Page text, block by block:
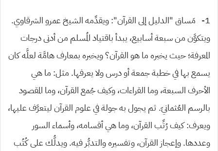
1- مَساق “الدليل إلى القرآن”: ويقدِّمه الشيخ عمرو الشرقاوي.
ويتكوَّن من سبعة أسابيع، يبدأ باقتياد المُسلم من أدنى درجات
المعرفة؛ حيث يخبره ما هو القرآن؟ ويخبره بمعارف هامَّة لعلَّه كان
يسمع بها في خطبة جمعة أو درس ولا يعرفها. مثل: ما هي
الأحرف السبعة، وما القراءات، وكيف جُمع القرآن، وما المقصود
بالرسم العُثمانيّ. ثم يجول به جولة في علوم القرآن ليتعرَّف عليها،
ويعرف: كيف رُتِّب القرآن، وما هي أقسامه، وأسماء السور
وعددها. وإعجاز القرآن، وتفسيره والتدبُّر فيه. ويدلُّك على كُتُب